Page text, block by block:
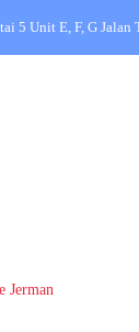
5 Unit E, F, G